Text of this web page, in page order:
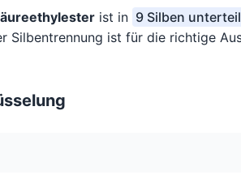
ist in 9 Silben
Silbentrennung ist für die richtige